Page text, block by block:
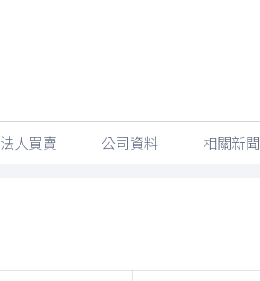
法人買賣 公司資料 相關新聞